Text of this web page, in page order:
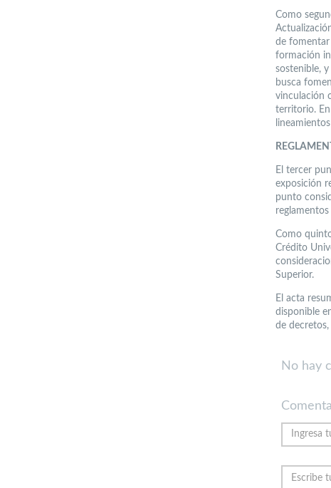
Como
de fomentar
formación
sostenible,
busca
vinculación
territorio.
El tercer
exposición
punto
Como
Crédito
Superior.
El acta
disponible
de
No hay